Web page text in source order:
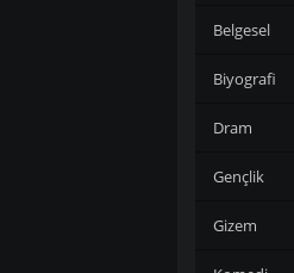
Belgesel
Biyografi
Dram
Gençlik
Gizem